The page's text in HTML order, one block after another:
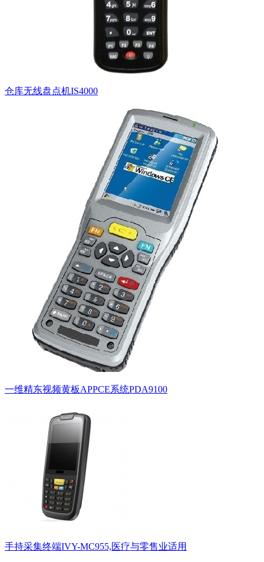
仓库无线盘点机IS4000
一维精东视频黄板APPCE系统PDA9100
手持采集终端IVY-MC955,医疗与零售业适用